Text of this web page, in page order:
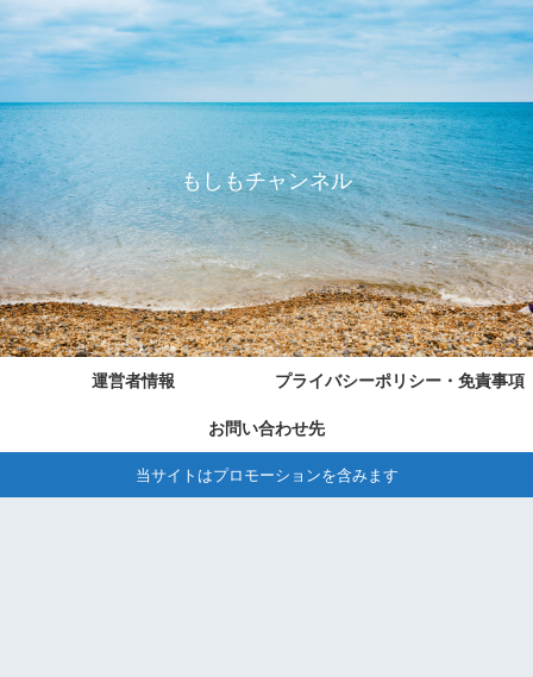
もしもチャンネル
運営者情報 プライバシーポリシー・免責事項
お問い合わせ先
当サイトはプロモーションを含みます